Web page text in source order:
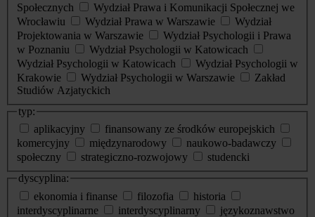
Społecznych
Wydział Prawa i Komunikacji Społecznej we
Wrocławiu
Wydział Prawa w Warszawie
Wydział
Projektowania w Warszawie
Wydział Psychologii i Prawa
w Poznaniu
Wydział Psychologii w Katowicach
Wydział Psychologii w Katowicach
Wydział Psychologii w
Krakowie
Wydział Psychologii w Warszawie
Zakład
Studiów Azjatyckich
typ:
aplikacyjny
finansowany ze środków europejskich
komercyjny
międzynarodowy
naukowo-badawczy
społeczny
strategiczno-rozwojowy
studencki
dyscyplina:
ekonomia i finanse
filozofia
historia
interdyscyplinarne
interdyscyplinarny
językoznawstwo